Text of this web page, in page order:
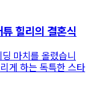
힐리의 결혼식
마치를 올렸습니
게 하는 독특한 스타